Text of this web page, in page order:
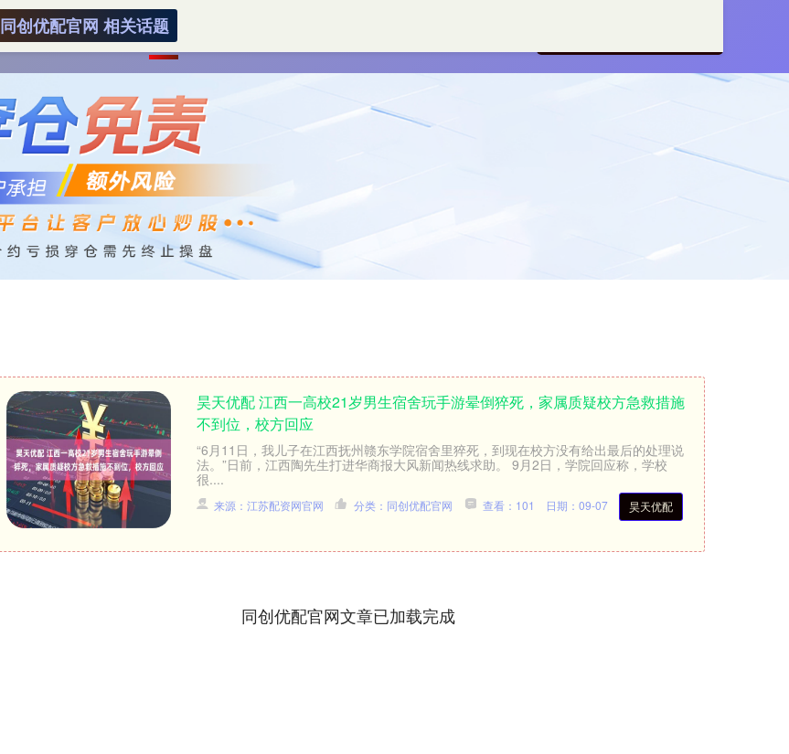
首页
同创优配官网 相关话题
昊天优配 江西一高校21岁男生宿舍玩手游晕倒猝死，家属质疑校方急救措施
不到位，校方回应
“6月11日，我儿子在江西抚州赣东学院宿舍里猝死，到现在校方没有给出最后的处理说
法。”日前，江西陶先生打进华商报大风新闻热线求助。 9月2日，学院回应称，学校
很....
昊天优配
来源：江苏配资网官网 分类：同创优配官网 查看：101 日期：09-07
同创优配官网文章已加载完成